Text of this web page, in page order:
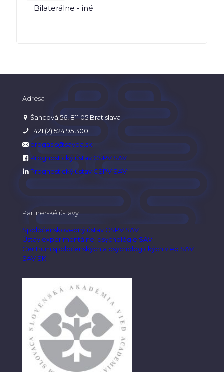
Bilaterálne - iné
Adresa
Šancová 56, 811 05 Bratislava
+421 (2) 524 95 300
progasis@savba.sk
Prognostický ústav CSPV SAV
Prognostický ústav CSPV SAV
Partnerské ústavy
Spoločenskovedný ústav CSPV SAV
Ústav experimentálnej psychológie SAV
Centrum spoločenských a psychologických vied SAV
SAV SK